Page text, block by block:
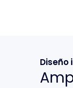
Diseño